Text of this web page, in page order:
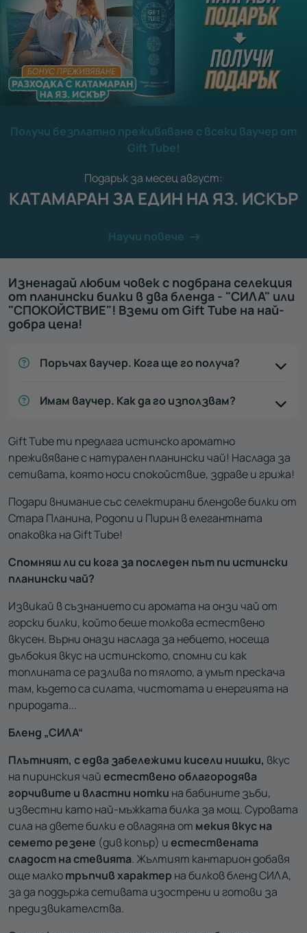
Получи безплатно преживяване с всеки ваучер от
Gift Tube!
Подарък за месец август:
КАТАМАРАН ЗА ЕДИН НА ЯЗ. ИСКЪР
Научи повече
Изненадай любим човек с подбрана селекция
от планински билки в два бленда - "СИЛА" или
"СПОКОЙСТВИЕ"! Вземи от Gift Tube на най-
добра цена!
Поръчах ваучер. Кога ще го получа?
Имам ваучер. Как да го използвам?
Gift Tube ти предлага истинско ароматно
преживяване с натурален планински чай! Наслада за
сетивата, която носи спокойствие, здраве и грижа!
Подари внимание със селектирани блендове билки от
Стара Планина, Родопи и Пирин в елегантната
опаковка на Gift Tube!
Спомняш ли си кога за последен път пи истински
планински чай?
Извикай в съзнанието си аромата на онзи чай от
горски билки, който беше толкова естествено
вкусен. Върни онази наслада за небцето, носеща
дълбокия вкус на истинското, спомни си как
топлината се разлива по тялото, а умът прескача
там, където са силата, чистотата и енергията на
природата...
Бленд „СИЛА“
Плътният, с едва забележими кисели нишки, вкус
на пиринския чайестествено облагородява
горчивите и властни нотки на бабините зъби,
известни като най-мъжката билка за мощ. Суровата
сила на двете билки е овладяна от мекия вкус на
семето резене (див копър) иестествената
сладост на стевията. Жълтият кантарион добавя
още малкотръпчив характер на билков бленд СИЛА,
за да поддържа сетивата изострени и готови за
предизвикателства.